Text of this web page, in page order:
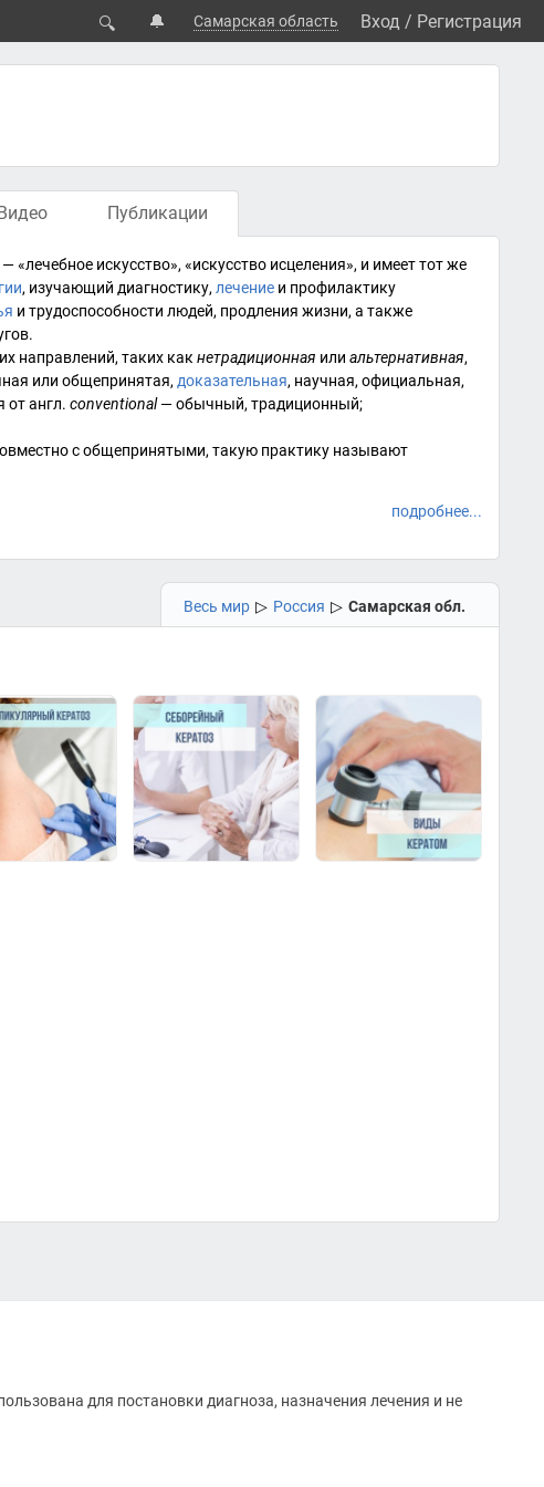
🔍 🔔 Самарская область Вход / Регистрация
Публикации
— «лечебное искусство», «искусство исцеления», и имеет тот же
, изучающий диагностику, лечение и профилактику
и трудоспособности людей, продления жизни, а также
направлений, таких как нетрадиционная или альтернативная,
или общепринятая, доказательная, научная, официальная,
отангл. conventional— обычный, традиционный;
с общепринятыми, такую практику называют
подробнее...
Весь мир ▷ Россия ▷ Самарская обл.
для постановки диагноза, назначения лечения и не